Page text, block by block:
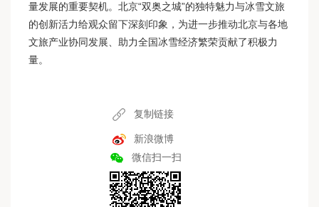
量发展的重要契机。北京“双奥之城”的独特魅力与冰雪文旅
的创新活力给观众留下深刻印象，为进一步推动北京与各地
文旅产业协同发展、助力全国冰雪经济繁荣贡献了积极力
量。
复制链接
新浪微博
微信扫一扫